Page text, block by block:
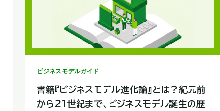
ビジネスモデルガイド
書籍『ビジネスモデル進化論』とは？紀元前
から21世紀まで、ビジネスモデル誕生の歴